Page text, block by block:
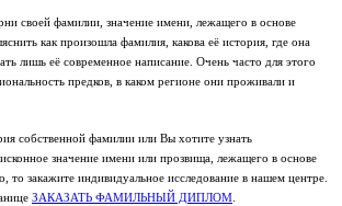
своей фамилии, значение имени, лежащего в основе
как произошла фамилия, какова её история, где она
лишь её современное написание. Очень часто для этого
предков, в каком регионе они проживали и
собственной фамилии или Вы хотите узнать
значение имени или прозвища, лежащего в основе
то закажите индивидуальное исследование в нашем центре.
ЗАКАЗАТЬ ФАМИЛЬНЫЙ ДИПЛОМ